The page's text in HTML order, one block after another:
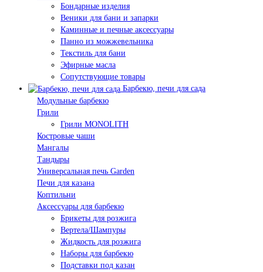
Бондарные изделия
Веники для бани и запарки
Каминные и печные аксессуары
Панно из можжевельника
Текстиль для бани
Эфирные масла
Сопутствующие товары
Барбекю, печи для сада
Модульные барбекю
Грили
Грили MONOLITH
Костровые чаши
Мангалы
Тандыры
Универсальная печь Garden
Печи для казана
Коптильни
Аксессуары для барбекю
Брикеты для розжига
Вертела/Шампуры
Жидкость для розжига
Наборы для барбекю
Подставки под казан